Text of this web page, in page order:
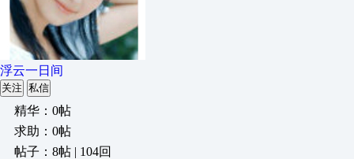
浮云一日间
关注 私信
精华：0帖
求助：0帖
帖子：8帖 | 104回